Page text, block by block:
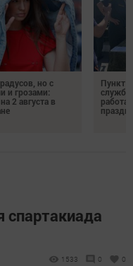
но с
и грозами:
2 августа в
Пункт
службу
спартакиада
1533 0 0